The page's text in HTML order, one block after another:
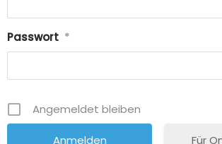
Passwort *
Angemeldet bleiben
Für